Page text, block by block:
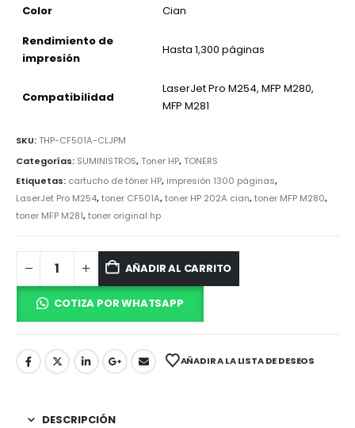
Color
Cian
Rendimiento de
impresión
Hasta 1,300 páginas
Compatibilidad
LaserJet Pro M254, MFP M280,
MFP M281
SKU:THP-CF501A-CLJPM
Categorías: SUMINISTROS,Toner HP,TONERS
Etiquetas: cartucho de tóner HP, impresión 1300 páginas,
LaserJet Pro M254,toner CF501A,toner HP 202A cian,toner MFP M280,
toner MFP M281,toner original hp
AÑADIR AL CARRITO
COTIZA POR WHATSAPP
AÑADIR A LA LISTA DE DESEOS
DESCRIPCIÓN